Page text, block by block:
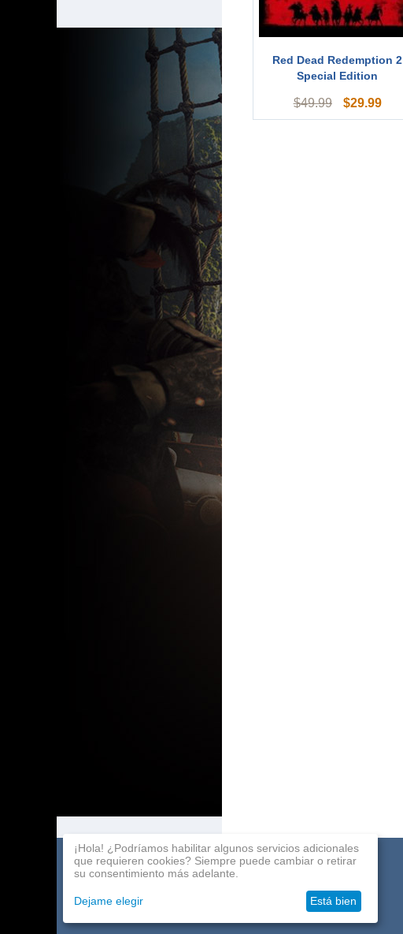
Red Dead Redemption 2
Special Edition
$49.99 $29.99
Catalogo de juegos
Mayoristas
Pago
Programa de afiliación
Contactos
¡Hola! ¿Podríamos habilitar algunos servicios adicionales
que requieren cookies? Siempre puede cambiar o retirar
su consentimiento más adelante.
Dejame elegir Está bien